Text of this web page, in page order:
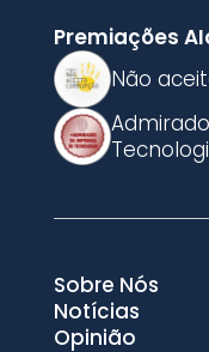
Premiações
Não
Sobre Nós
Notícias
Opinião